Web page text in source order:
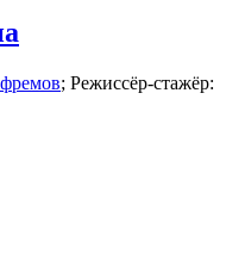
; Режиссёр-стажёр: